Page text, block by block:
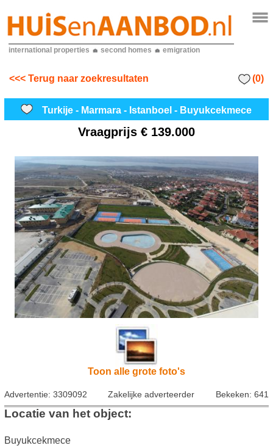
international properties second homes emigration
<<< Terug naar zoekresultaten (0)
Turkije - Marmara - Istanboel - Buyukcekmece
Vraagprijs € 139.000
Toon alle grote foto's
Advertentie: 3309092 Zakelijke adverteerder Bekeken: 641
Locatie van het object:
Buyukcekmece